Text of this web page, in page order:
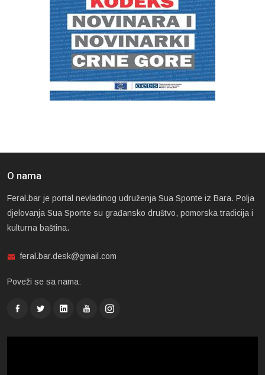
O nama
Feral.bar je portal nevladinog udruženja Sua Sponte iz Bara. Polja
djelovanja Sua Sponte su građansko društvo, pomorska tradicija i
kulturna baština.
feral.bar.desk@gmail.com
Poveži se sa nama: